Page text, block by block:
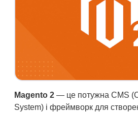
Magento 2 — це потужна CMS
System) і фреймворк для